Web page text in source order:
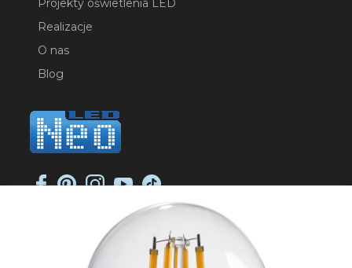
Projekty oświetlenia LED
Realizacje
O nas
Blog
NEO-LED SP. K.
ul. Jana Długosza 2